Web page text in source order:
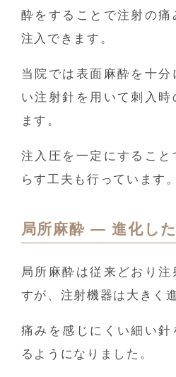
酔をすることで注射の
注入できます。
当院では表面麻酔を十
い注射針を用いて刺入
ます。
注入圧を一定にするこ
らす工夫も行っています。
局所麻酔 ― 進化し
局所麻酔は従来どおり
すが、注射機器は大きく
痛みを感じにくい細い針
るようになりました。